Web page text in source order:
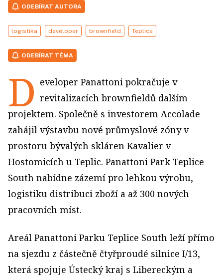
ODEBÍRAT AUTORA
logistika developer brownfield Teplice
ODEBÍRAT TÉMA
D eveloper Panattoni pokračuje v
revitalizacích brownfieldů dalším
projektem. Společně s investorem Accolade
zahájil výstavbu nové průmyslové zóny v
prostoru bývalých skláren Kavalier v
Hostomicích u Teplic. Panattoni Park Teplice
South nabídne zázemí pro lehkou výrobu,
logistiku distribuci zboží a až 300 nových
pracovních míst.
Areál Panattoni Parku Teplice South leží přímo
na sjezdu z částečně čtyřproudé silnice I/13,
která spojuje Ústecký kraj s Libereckým a